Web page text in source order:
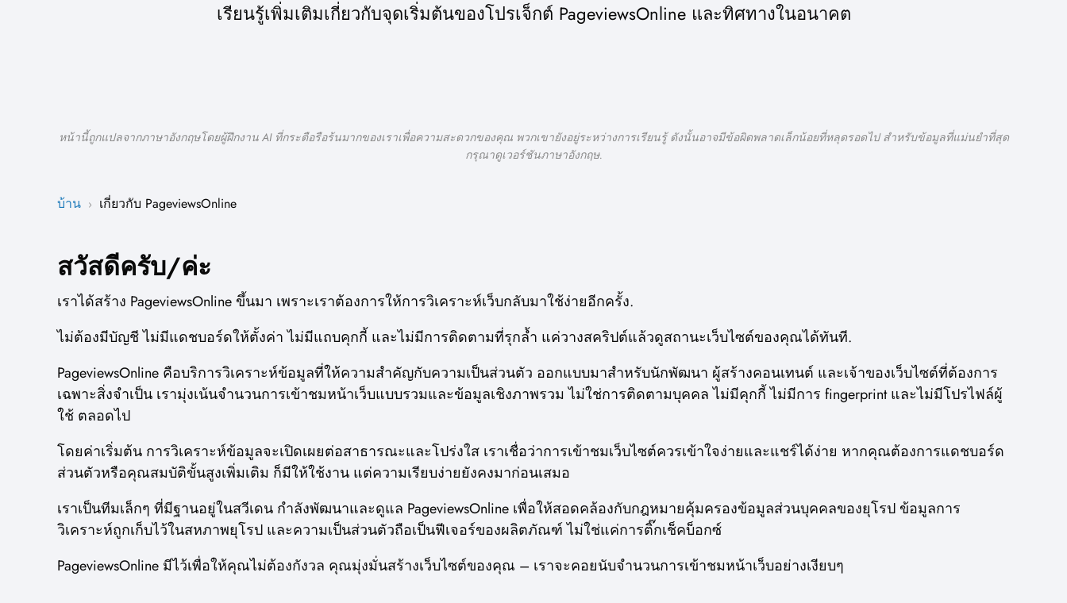
เรียนรู้เพิ่มเติมเกี่ยวกับจุดเริ่มต้นของโปรเจ็กต์ PageviewsOnline และทิศทางในอนาคต
หน้านี้ถูกแปลจากภาษาอังกฤษโดยผู้ฝึกงาน AI ที่กระตือรือร้นมากของเราเพื่อความสะดวกของคุณ พวกเขายังอยู่ระหว่างการเรียนรู้ ดังนั้นอาจมีข้อผิดพลาดเล็กน้อยที่หลุดรอดไป สำหรับข้อมูลที่แม่นยำที่สุด
กรุณาดูเวอร์ชันภาษาอังกฤษ.
บ้าน › เกี่ยวกับ PageviewsOnline
สวัสดีครับ/ค่ะ
เราได้สร้าง PageviewsOnline ขึ้นมา เพราะเราต้องการให้การวิเคราะห์เว็บกลับมาใช้ง่ายอีกครั้ง.
ไม่ต้องมีบัญชี ไม่มีแดชบอร์ดให้ตั้งค่า ไม่มีแถบคุกกี้ และไม่มีการติดตามที่รุกล้ำ แค่วางสคริปต์แล้วดูสถานะเว็บไซต์ของคุณได้ทันที.
PageviewsOnline คือบริการวิเคราะห์ข้อมูลที่ให้ความสำคัญกับความเป็นส่วนตัว ออกแบบมาสำหรับนักพัฒนา ผู้สร้างคอนเทนต์ และเจ้าของเว็บไซต์ที่ต้องการ
เฉพาะสิ่งจำเป็น เรามุ่งเน้นจำนวนการเข้าชมหน้าเว็บแบบรวมและข้อมูลเชิงภาพรวม ไม่ใช่การติดตามบุคคล ไม่มีคุกกี้ ไม่มีการ fingerprint และไม่มีโปรไฟล์ผู้
ใช้ ตลอดไป
โดยค่าเริ่มต้น การวิเคราะห์ข้อมูลจะเปิดเผยต่อสาธารณะและโปร่งใส เราเชื่อว่าการเข้าชมเว็บไซต์ควรเข้าใจง่ายและแชร์ได้ง่าย หากคุณต้องการแดชบอร์ด
ส่วนตัวหรือคุณสมบัติขั้นสูงเพิ่มเติม ก็มีให้ใช้งาน แต่ความเรียบง่ายยังคงมาก่อนเสมอ
เราเป็นทีมเล็กๆ ที่มีฐานอยู่ในสวีเดน กำลังพัฒนาและดูแล PageviewsOnline เพื่อให้สอดคล้องกับกฎหมายคุ้มครองข้อมูลส่วนบุคคลของยุโรป ข้อมูลการ
วิเคราะห์ถูกเก็บไว้ในสหภาพยุโรป และความเป็นส่วนตัวถือเป็นฟีเจอร์ของผลิตภัณฑ์ ไม่ใช่แค่การติ๊กเช็คบ็อกซ์
PageviewsOnline มีไว้เพื่อให้คุณไม่ต้องกังวล คุณมุ่งมั่นสร้างเว็บไซต์ของคุณ – เราจะคอยนับจำนวนการเข้าชมหน้าเว็บอย่างเงียบๆ